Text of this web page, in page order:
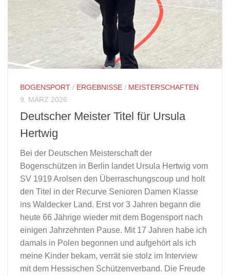
BOGENSPORT / ERGEBNISSE / MEISTERSCHAFTEN
9. MÄRZ 2026
Deutscher Meister Titel für Ursula
Hertwig
Bei der Deutschen Meisterschaft der
Bogenschützen in Berlin landet Ursula Hertwig vom
SV 1919 Arolsen den Überraschungscoup und holt
den Titel in der Recurve Senioren Damen Klasse
ins Waldecker Land. Erst vor 3 Jahren begann die
heute 66 Jährige wieder mit dem Bogensport nach
einigen Jahrzehnten Pause. Mit 17 Jahren habe ich
damals in Polen begonnen und aufgehört als ich
meine Kinder bekam, verrät sie stolz im Interview
mit dem Hessischen Schützenverband. Die Freude